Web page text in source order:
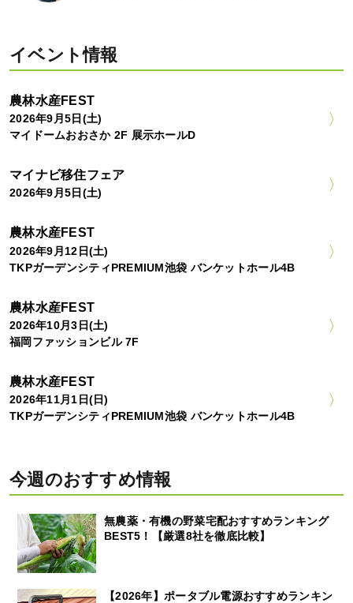
イベント情報
農林水産FEST
2026年9月5日(土)
マイドームおおさか 2F 展示ホールD
マイナビ移住フェア
2026年9月5日(土)
農林水産FEST
2026年9月12日(土)
TKPガーデンシティPREMIUM池袋 バンケットホール4B
農林水産FEST
2026年10月3日(土)
福岡ファッションビル 7F
農林水産FEST
2026年11月1日(日)
TKPガーデンシティPREMIUM池袋 バンケットホール4B
今週のおすすめ情報
無農薬・有機の野菜宅配おすすめランキング
BEST5！【厳選8社を徹底比較】
【2026年】ポータブル電源おすすめランキン